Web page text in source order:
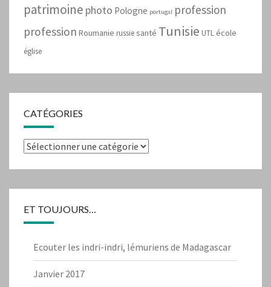
patrimoine photo Pologne portugal profession
profession Roumanie russiesanté Tunisie UTLécole
église
CATÉGORIES
Catégories
ET TOUJOURS…
Ecouter les indri-indri, lémuriens de Madagascar
Janvier 2017